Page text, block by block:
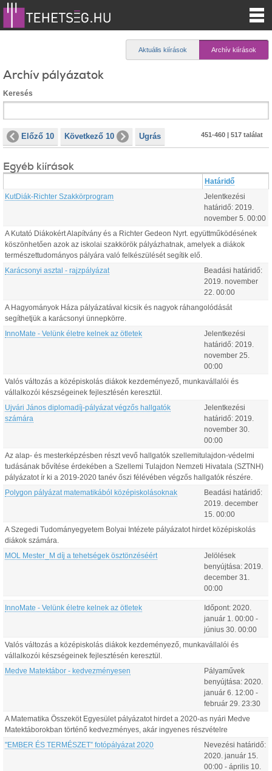
Aktuális kiírások Archív kiírások
Archív pályázatok
Keresés
Előző 10 Következő 10 Ugrás 451-460 | 517 találat
Egyéb kiírások
Határidő
KutDiák-Richter Szakkörprogram
Jelentkezési
határidő: 2019.
november 5 00:00
A Kutató Diákokért Alapítvány és a Richter Gedeon Nyrt. együttműködésének
köszönhetően azok az iskolai szakkörök pályázhatnak, amelyek a diákok
természettudományos pályára való felkészülését segítik elő.
Karácsonyi asztal - rajzpályázat
Beadási határidő:
2019. november
22 00:00
A Hagyományok Háza pályázatával kicsik és nagyok ráhangolódását
segíthetjük a karácsonyi ünnepkörre.
InnoMate - Velünk életre kelnek az ötletek
Jelentkezési
határidő: 2019.
november 25
00:00
Valós változás a középiskolás diákok kezdeményező, munkavállalói és
vállalkozói készségeinek fejlesztésén keresztül.
Ujvári János diplomadíj-pályázat végzős hallgatók
számára
Jelentkezési
határidő: 2019.
november 30
00:00
Az alap- és mesterképzésben részt vevő hallgatók szellemitulajdon-védelmi
tudásának bővítése érdekében a Szellemi Tulajdon Nemzeti Hivatala (SZTNH)
pályázatot ír ki a 2019-2020 tanév őszi félévében végzős hallgatók részére.
Polygon pályázat matematikából középiskolásoknak
Beadási határidő:
2019. december
15 00:00
A Szegedi Tudományegyetem Bolyai Intézete pályázatot hirdet középiskolás
diákok számára.
MOL Mester_M díj a tehetségek ösztönzéséért
Jelölések
benyújtása: 2019.
december 31
00:00
InnoMate - Velünk életre kelnek az ötletek Időpont: 2020.
január 1 00:00 -
június 30 00:00
Valós változás a középiskolás diákok kezdeményező, munkavállalói és
vállalkozói készségeinek fejlesztésén keresztül.
Medve Matektábor - kedvezményesen
Pályaművek
benyújtása: 2020.
január 6 12:00 -
február 29 23:30
A Matematika Összeköt Egyesület pályázatot hirdet a 2020-as nyári Medve
Matektáborokban történő kedvezményes, akár ingyenes részvételre
"EMBER ÉS TERMÉSZET” fotópályázat 2020
Nevezési határidő:
2020. január 15
00:00 - április 10